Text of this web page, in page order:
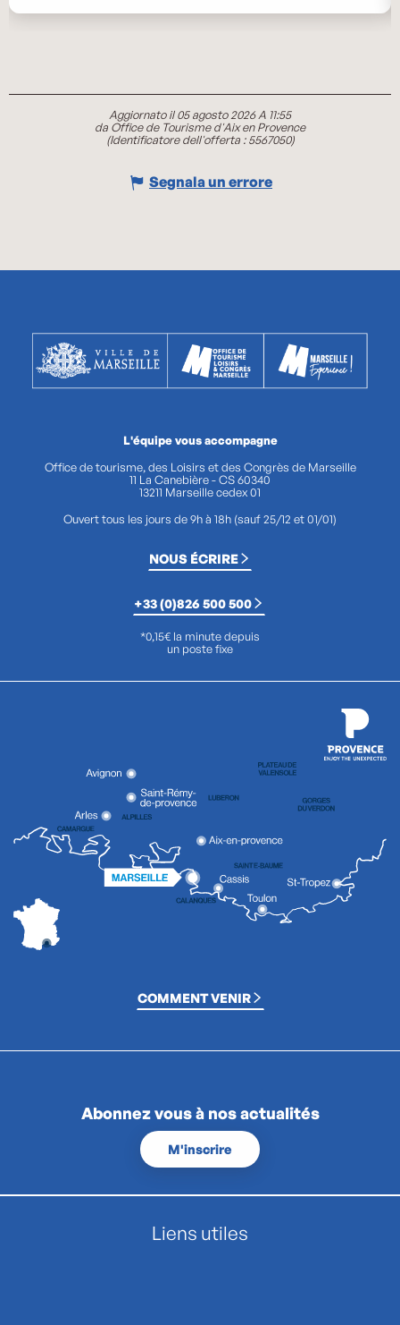
Aggiornato il 05 agosto 2026 A 11:55
da Office de Tourisme d'Aix en Provence
(Identificatore dell'offerta :5567050)
Segnala un errore
L'équipe vous accompagne
Office de tourisme, des Loisirs et des Congrès de Marseille
11 La Canebière - CS 60340
13211 Marseille cedex 01
Ouvert tous les jours de 9h à 18h (sauf 25/12 et 01/01)
NOUS ÉCRIRE
+33 (0)826 500 500
*0,15€ la minute depuis
un poste fixe
COMMENT VENIR
Abonnez vous à nos actualités
M'inscrire
Liens utiles